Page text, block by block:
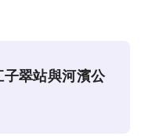
翠站與河濱公